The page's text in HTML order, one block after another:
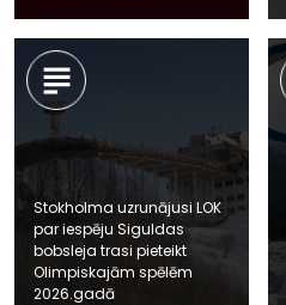
Stokholma uzrunājusi LOK
par iespēju Siguldas
bobsleja trasi pieteikt
Olimpiskajām spēlēm
2026.gadā